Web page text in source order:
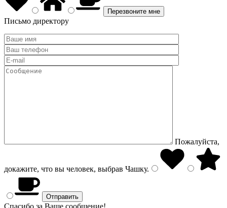
Письмо директору
Пожалуйста,
докажите, что вы человек, выбрав Чашку.
Спасибо за Ваше сообщение!